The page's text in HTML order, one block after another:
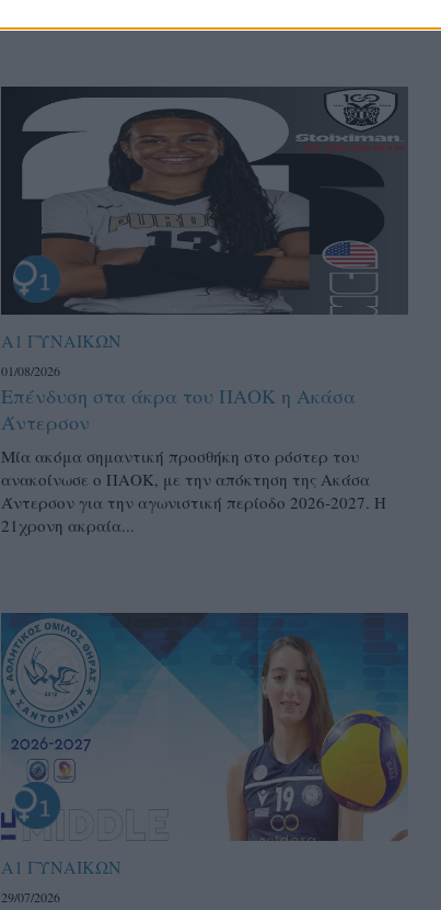
Α1 ΓΥΝΑΙΚΩΝ
01/08/2026
Επένδυση στα άκρα του ΠΑΟΚ η Ακάσα
Άντερσον
Μία ακόμα σημαντική προσθήκη στο ρόστερ του
ανακοίνωσε ο ΠΑΟΚ, με την απόκτηση της Ακάσα
Άντερσον για την αγωνιστική περίοδο 2026-2027. Η
21χρονη ακραία...
Α1 ΓΥΝΑΙΚΩΝ
29/07/2026